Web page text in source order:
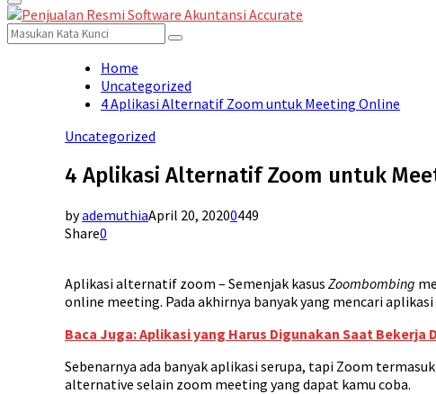
for:
Primary
Menu
Search
for:
Search
Home
Uncategorized
4 Aplikasi Alternatif Zoom untuk Meeting Online
Uncategorized
4 Aplikasi Alternatif Zoom untuk
byademuthiaApril 20, 20200449
Share0
Aplikasi alternatif zoom – Semenjak kasus Zoombombing
online meeting. Pada akhirnya banyak yang mencari
Baca Juga: Aplikasi yang Harus Digunakan Saat Bekerja
Sebenarnya ada banyak aplikasi serupa, tapi Zoom
alternative selain zoom meeting yang dapat kamu coba.